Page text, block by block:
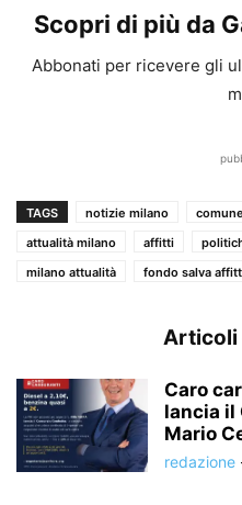
Scopri di più da
Abbonati per ricevere gli
TAGS notizie milano
attualità milano
affitti
milano attualità
fondo salva
Articoli
Caro
lancia il
Mario
redazione